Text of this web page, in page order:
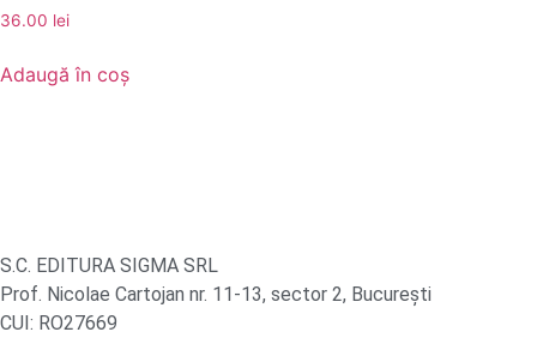
36.00 lei
Adaugă în coș
S.C. EDITURA SIGMA SRL
Prof. Nicolae Cartojan nr. 11-13, sector 2, București
CUI: RO27669